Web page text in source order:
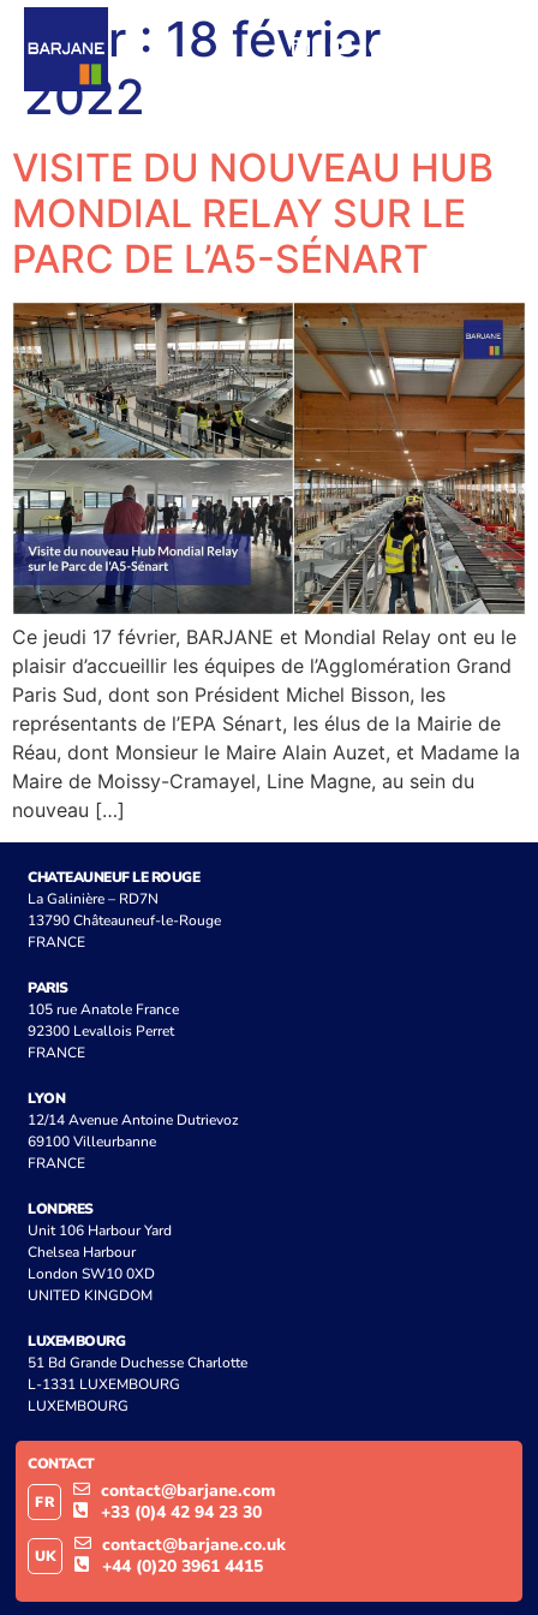
Jour : 18 février
2022
VISITE DU NOUVEAU HUB
MONDIAL RELAY SUR LE
PARC DE L’A5-SÉNART
Ce jeudi 17 février, BARJANE et Mondial Relay ont eu le
plaisir d’accueillir les équipes de l’Agglomération Grand
Paris Sud, dont son Président Michel Bisson, les
représentants de l’EPA Sénart, les élus de la Mairie de
Réau, dont Monsieur le Maire Alain Auzet, et Madame la
Maire de Moissy-Cramayel, Line Magne, au sein du
nouveau […]
CHATEAUNEUF LE ROUGE
La Galinière – RD7N
13790 Châteauneuf-le-Rouge
FRANCE
PARIS
105 rue Anatole France
92300 Levallois Perret
FRANCE
LYON
12/14 Avenue Antoine Dutrievoz
69100 Villeurbanne
FRANCE
LONDRES
Unit 106 Harbour Yard
Chelsea Harbour
London SW10 0XD
UNITED KINGDOM
LUXEMBOURG
51 Bd Grande Duchesse Charlotte
L-1331 LUXEMBOURG
LUXEMBOURG
CONTACT
FR
contact@barjane.com
+33 (0)4 42 94 23 30
UK
contact@barjane.co.uk
+44 (0)20 3961 4415